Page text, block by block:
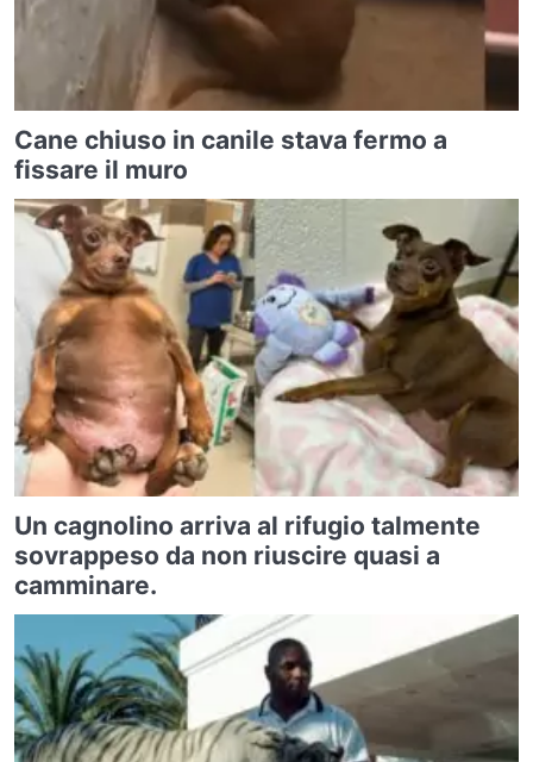
Cane chiuso in canile stava fermo a
fissare il muro
Un cagnolino arriva al rifugio talmente
sovrappeso da non riuscire quasi a
camminare.